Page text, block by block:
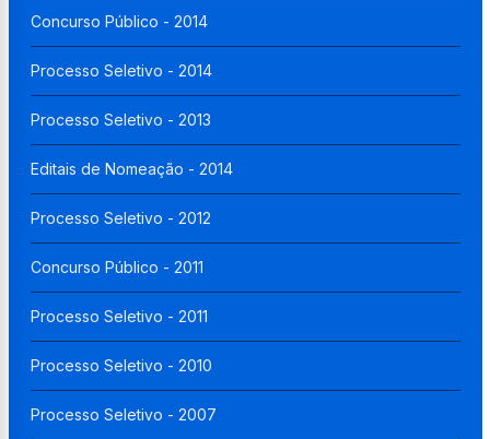
Concurso Público - 2014
Processo Seletivo - 2014
Processo Seletivo - 2013
Editais de Nomeação - 2014
Processo Seletivo - 2012
Concurso Público - 2011
Processo Seletivo - 2011
Processo Seletivo - 2010
Processo Seletivo - 2007